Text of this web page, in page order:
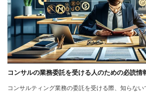
コンサルの業務委託を受ける人のための必読情
コンサルティング業務の委託を受ける際、知らない